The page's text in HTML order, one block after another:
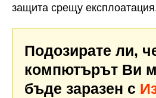
защита срещу
Подозирате ли,
компютърът Ви
бъде заразен с